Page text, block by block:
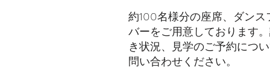
約100名様分の座席、ダンス
バーをご用意しております
き状況、見学のご予約につ
問い合わせください。